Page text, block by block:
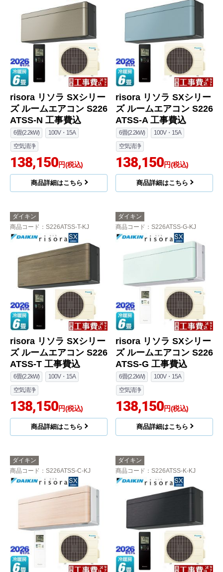
risora リソラ SXシリー
ズ ルームエアコン S226
ATSS-N 工事費込
6畳(2.2kW)
100V・15A
空気清浄
138,150円(税込)
商品詳細はこちら
risora リソラ SXシリー
ズ ルームエアコン S226
ATSS-A 工事費込
6畳(2.2kW)
100V・15A
空気清浄
138,150円(税込)
商品詳細はこちら
ダイキン
商品コード ：S226ATSS-T-KJ
risora リソラ SXシリー
ズ ルームエアコン S226
ATSS-T 工事費込
6畳(2.2kW)
100V・15A
空気清浄
138,150円(税込)
商品詳細はこちら
ダイキン
商品コード ：S226ATSS-G-KJ
risora リソラ SXシリー
ズ ルームエアコン S226
ATSS-G 工事費込
6畳(2.2kW)
100V・15A
空気清浄
138,150円(税込)
商品詳細はこちら
ダイキン
商品コード ：S226ATSS-C-KJ
ダイキン
商品コード ：S226ATSS-K-KJ